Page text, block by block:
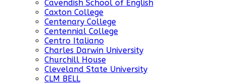
Cavendish School of English
Caxton College
Centenary College
Centennial College
Centro Italiano
Charles Darwin University
Churchill House
Cleveland State University
CLM BELL